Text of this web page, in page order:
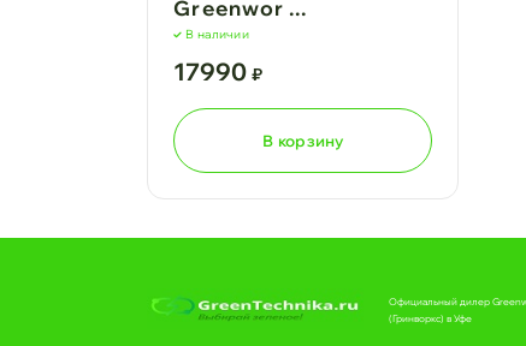
Greenwor ...
В наличии
17990₽
В корзину
Официальный дилер
(Гринворкс) в Уфе